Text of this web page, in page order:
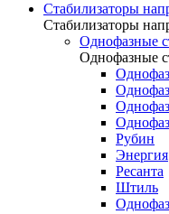
Стабилизаторы
Стабилизаторы
Однофазные
Однофазные
Рубин
Энергия
Ресанта
Штиль